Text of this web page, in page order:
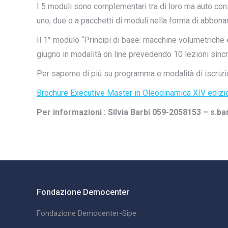
I 5 moduli sono complementari tra di loro ma auto
uno, due o a pacchetti di moduli nella forma di
Il 1° modulo “Principi di base: macchine
giugno in modalità on line prevedendo 10 lezioni
Per saperne di più su programma e modalità di
Brochure Executive Master in Oleodinamica XIV
Per informazioni : Silvia Barbi 059-2058153 –
Fondazione Democenter
Fondazione Democenter-Sipe